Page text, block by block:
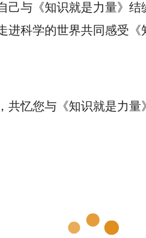
己与《知识就是力量》
进科学的世界共同感受
共忆您与《知识就是力量